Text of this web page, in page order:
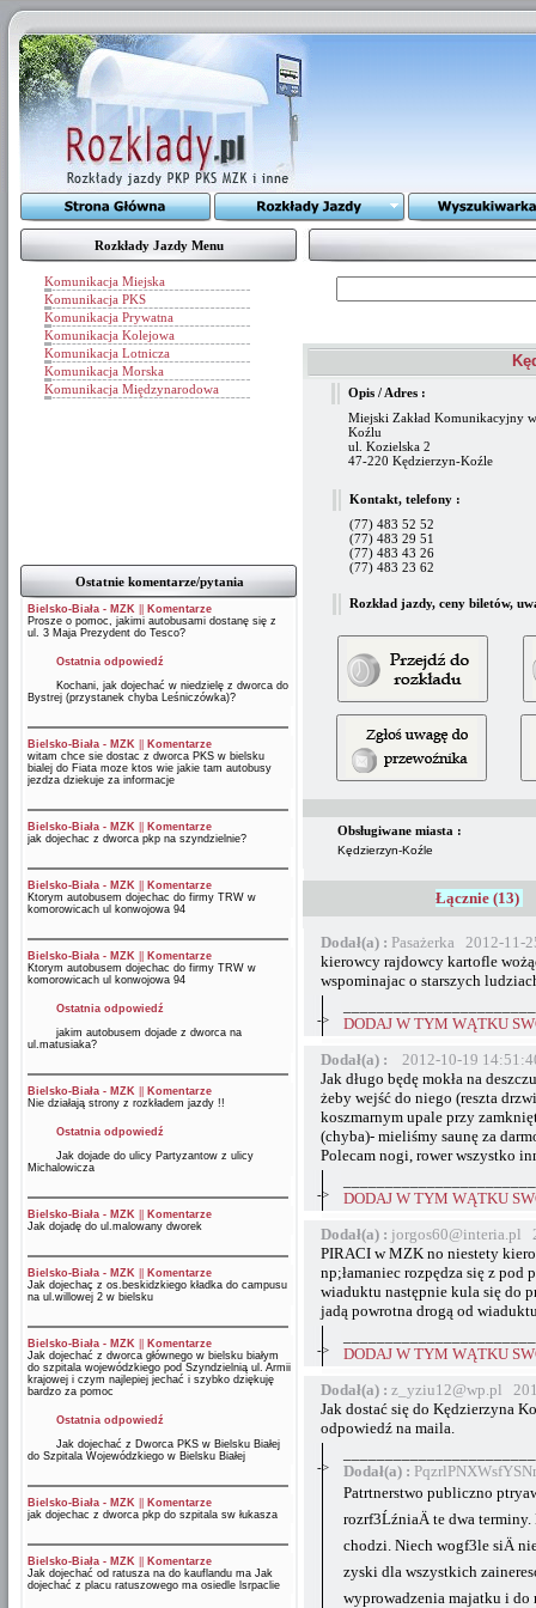
Rozkłady Jazdy Menu
Komunikacja Miejska
Komunikacja PKS
Komunikacja Prywatna
Komunikacja Kolejowa
Komunikacja Lotnicza
Komunikacja Morska
Komunikacja Międzynarodowa
Ostatnie komentarze/pytania
Bielsko-Biała - MZK
Komentarze
Prosze o pomoc, jakimi autobusami dostanę się z
ul. 3 Maja Prezydent do Tesco?
Ostatnia odpowiedź
Kochani, jak dojechać w niedzielę z dworca do
Bystrej (przystanek chyba Leśniczówka)?
Bielsko-Biała - MZK
Komentarze
witam chce sie dostac z dworca PKS w bielsku
bialej do Fiata moze ktos wie jakie tam autobusy
jezdza dziekuje za informacje
Bielsko-Biała - MZK
Komentarze
jak dojechac z dworca pkp na szyndzielnie?
Bielsko-Biała - MZK
Komentarze
Ktorym autobusem dojechac do firmy TRW w
komorowicach ul konwojowa 94
Bielsko-Biała - MZK
Komentarze
Ktorym autobusem dojechac do firmy TRW w
komorowicach ul konwojowa 94
Ostatnia odpowiedź
jakim autobusem dojade z dworca na
ul.matusiaka?
Bielsko-Biała - MZK
Komentarze
Nie działają strony z rozkładem jazdy !!
Ostatnia odpowiedź
Jak dojade do ulicy Partyzantow z ulicy
Michalowicza
Bielsko-Biała - MZK
Komentarze
Jak dojadę do ul.malowany dworek
Bielsko-Biała - MZK
Komentarze
Jak dojechaç z os.beskidzkiego kładka do campusu
na ul.willowej 2 w bielsku
Bielsko-Biała - MZK
Komentarze
Jak dojechać z dworca głównego w bielsku białym
do szpitala wojewódzkiego pod Szyndzielnią ul. Armii
krajowej i czym najlepiej jechać i szybko dziękuję
bardzo za pomoc
Ostatnia odpowiedź
Jak dojechać z Dworca PKS w Bielsku Białej
do Szpitala Wojewódzkiego w Bielsku Białej
Bielsko-Biała - MZK
Komentarze
jak dojechac z dworca pkp do szpitala sw łukasza
Bielsko-Biała - MZK
Komentarze
Jak dojechać od ratusza na do kauflandu ma Jak
dojechać z placu ratuszowego ma osiedle lsrpaclie
Opis / Adres :
Miejski Zakład Komunikacyjny
Koźlu
ul. Kozielska 2
47-220 Kędzierzyn-Koźle
Kontakt, telefony :
(77) 483 52 52
(77) 483 29 51
(77) 483 43 26
(77) 483 23 62
Rozkład jazdy, ceny biletów,
Obsługiwane miasta :
Kędzierzyn-Koźle
Łącznie (13)
Dodał(a) : Pasażerka 2012-11-
kierowcy rajdowcy kartofle
wspominajac o starszych
->
DODAJ W TYM WĄTKU
Dodał(a) :
2012-10-19
Jak długo będę mokła na
żeby wejść do niego (reszta
koszmarnym upale przy
(chyba)- mieliśmy saunę za
Polecam nogi, rower wszystko
->
DODAJ W TYM WĄTKU
Dodał(a) : jorgos60@interia.pl
PIRACI w MZK no niestety
np;łamaniec rozpędza się z
wiaduktu następnie kula się do
jadą powrotna drogą od
->
DODAJ W TYM WĄTKU
Dodał(a) : z_yziu12@wp.pl
Jak dostać się do Kędzierzyna
odpowiedź na maila.
->
Dodał(a) :
Patrtnerstwo publiczno
rozrf3ĹźniaÄ te dwa
chodzi. Niech wogf3le siÄ
zyski dla wszystkich
wyprowadzenia majatku i do